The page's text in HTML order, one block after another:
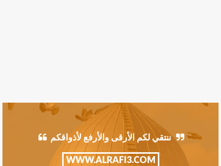
ننتقي لكم الأرقى والأرفع لأذواقكم
WWW.ALRAFI3.COM